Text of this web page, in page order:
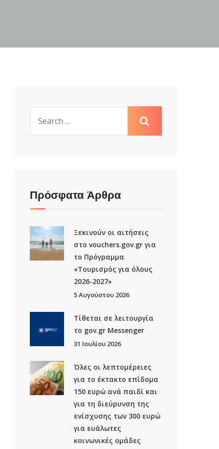
Πρόσφατα Άρθρα
Ξεκινούν οι αιτήσεις
στο vouchers.gov.gr για
το Πρόγραμμα
«Τουρισμός για όλους
2026-2027»
5 Αυγούστου 2026
Τίθεται σε λειτουργία
το gov.gr Μessenger
31 Ιουλίου 2026
Όλες οι λεπτομέρειες
για το έκτακτο επίδομα
150 ευρώ ανά παιδί και
για τη διεύρυνση της
ενίσχυσης των 300 ευρώ
για ευάλωτες
κοινωνικές ομάδες